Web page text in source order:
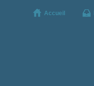
Accueil